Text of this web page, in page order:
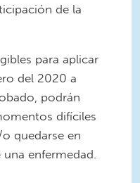
de la
para aplicar
del 2020 a
podrán
difíciles
quedarse en
enfermedad.